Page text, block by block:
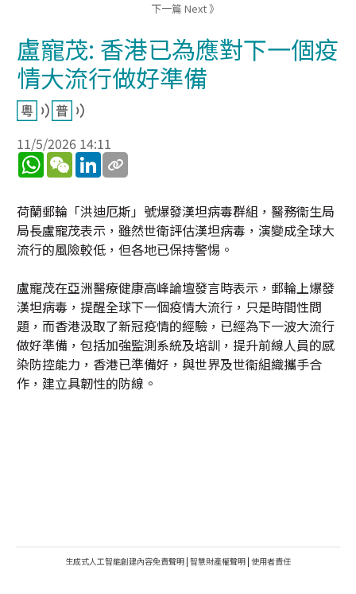
下一篇 Next 》
盧寵茂: 香港已為應對下一個疫
情大流行做好準備
11/5/2026 14:11
WhatsApp
WeChatLinkedIn
荷蘭郵輪「洪迪厄斯」號爆發漢坦病毒群組，醫務衞生局
局長盧寵茂表示，雖然世衛評估漢坦病毒，演變成全球大
流行的風險較低，但各地已保持警惕。
盧寵茂在亞洲醫療健康高峰論壇發言時表示，郵輪上爆發
漢坦病毒，提醒全球下一個疫情大流行，只是時間性問
題，而香港汲取了新冠疫情的經驗，已經為下一波大流行
做好準備，包括加強監測系統及培訓，提升前線人員的感
染防控能力，香港已準備好，與世界及世衞組織攜手合
作，建立具韌性的防線。
生成式人工智能創建內容免責聲明 | 智慧財產權聲明 | 使用者責任